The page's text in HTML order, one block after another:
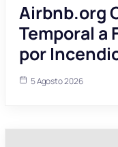
Airbnb.org
Temporal a
por
5 Agosto 2026